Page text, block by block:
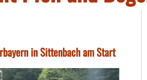
in Sittenbach am Start